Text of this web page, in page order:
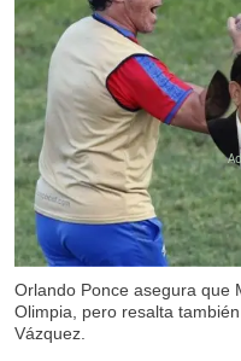
Orlando Ponce asegura que
Olimpia, pero resalta
Vázquez.